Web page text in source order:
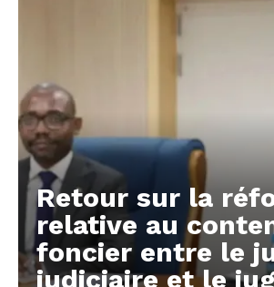
Retour sur la
relative au
foncier entre le
judiciaire et le